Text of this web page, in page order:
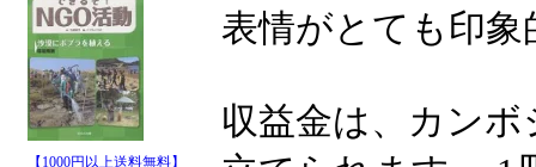
【1000円以上送料無料】
表情がとても印象
収益金は、カン